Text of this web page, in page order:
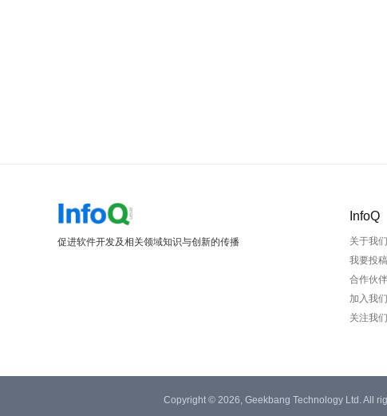
促进软件开发及相关领域知识与创新的传播
InfoQ
关于我们
我要投稿
合作伙伴
加入我们
关注我们
Copyright © 2026, Geekbang Technology Ltd. All